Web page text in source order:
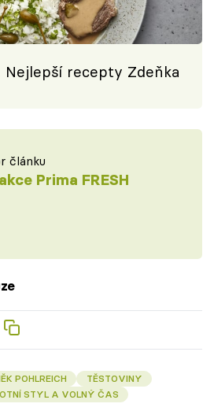
Nejlepší recepty Zdeňka
článku
Prima FRESH
POHLREICH
TĚSTOVINY
STYL A VOLNÝ ČAS